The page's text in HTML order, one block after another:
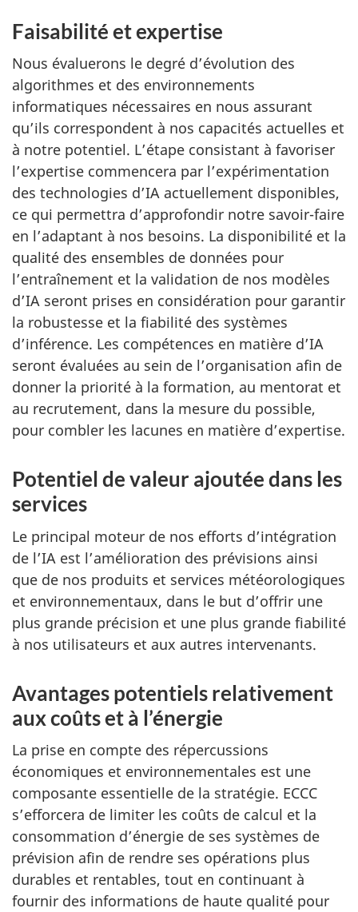
Faisabilité et expertise
Nous évaluerons le degré d’évolution des
algorithmes et des environnements
informatiques nécessaires en nous assurant
qu’ils correspondent à nos capacités actuelles et
à notre potentiel. L’étape consistant à favoriser
l’expertise commencera par l’expérimentation
des technologies d’IA actuellement disponibles,
ce qui permettra d’approfondir notre savoir-faire
en l’adaptant à nos besoins. La disponibilité et la
qualité des ensembles de données pour
l’entraînement et la validation de nos modèles
d’IA seront prises en considération pour garantir
la robustesse et la fiabilité des systèmes
d’inférence. Les compétences en matière d’IA
seront évaluées au sein de l’organisation afin de
donner la priorité à la formation, au mentorat et
au recrutement, dans la mesure du possible,
pour combler les lacunes en matière d’expertise.
Potentiel de valeur ajoutée dans les
services
Le principal moteur de nos efforts d’intégration
de l’IA est l’amélioration des prévisions ainsi
que de nos produits et services météorologiques
et environnementaux, dans le but d’offrir une
plus grande précision et une plus grande fiabilité
à nos utilisateurs et aux autres intervenants.
Avantages potentiels relativement
aux coûts et à l’énergie
La prise en compte des répercussions
économiques et environnementales est une
composante essentielle de la stratégie. ECCC
s’efforcera de limiter les coûts de calcul et la
consommation d’énergie de ses systèmes de
prévision afin de rendre ses opérations plus
durables et rentables, tout en continuant à
fournir des informations de haute qualité pour